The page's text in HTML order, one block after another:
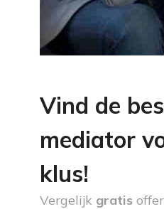
Vind de
mediator
klus!
Vergelijk gratis